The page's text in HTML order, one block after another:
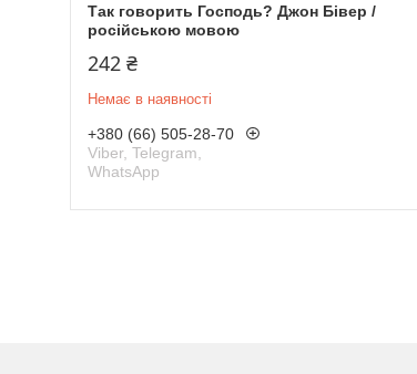
Так говорить Господь? Джон Бівер /
російською мовою
242 ₴
Немає в наявності
+380 (66) 505-28-70
Viber, Telegram,
WhatsApp